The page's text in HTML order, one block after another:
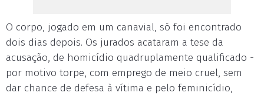
O corpo, jogado em um canavial, só foi encontrado
dois dias depois. Os jurados acataram a tese da
acusação, de homicídio quadruplamente qualificado -
por motivo torpe, com emprego de meio cruel, sem
dar chance de defesa à vítima e pelo feminicídio,